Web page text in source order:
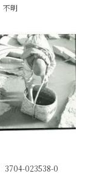
不明
3704-023538-0